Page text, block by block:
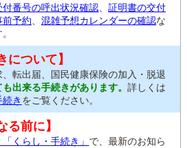
付番号の呼出状況確認
証明書の交付
前予約 混雑予想カレンダーの確認な
について】
転出届、国民健康保険の加入・脱退
出来る手続きがあります。 詳しくは
き をご覧ください。
る前に】
くらし・手続き」 で、最新のお知ら